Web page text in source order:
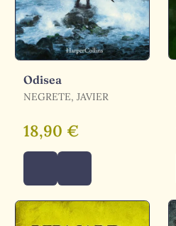
Odisea
NEGRETE, JAVIER
18,90 €